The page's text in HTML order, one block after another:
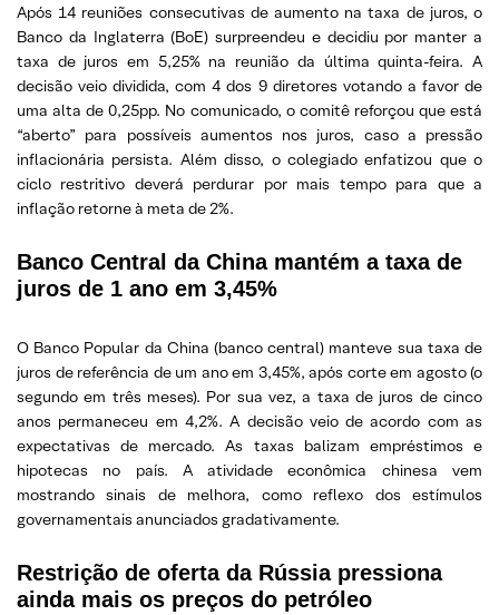
Após 14 reuniões consecutivas de aumento na taxa de juros, o
Banco da Inglaterra (BoE) surpreendeu e decidiu por manter a
taxa de juros em 5,25% na reunião da última quinta-feira. A
decisão veio dividida, com 4 dos 9 diretores votando a favor de
uma alta de 0,25pp. No comunicado, o comitê reforçou que está
“aberto” para possíveis aumentos nos juros, caso a pressão
inflacionária persista. Além disso, o colegiado enfatizou que o
ciclo restritivo deverá perdurar por mais tempo para que a
inflação retorne à meta de 2%.
Banco Central da China mantém a taxa de
juros de 1 ano em 3,45%
O Banco Popular da China (banco central) manteve sua taxa de
juros de referência de um ano em 3,45%, após corte em agosto (o
segundo em três meses). Por sua vez, a taxa de juros de cinco
anos permaneceu em 4,2%. A decisão veio de acordo com as
expectativas de mercado. As taxas balizam empréstimos e
hipotecas no país. A atividade econômica chinesa vem
mostrando sinais de melhora, como reflexo dos estímulos
governamentais anunciados gradativamente.
Restrição de oferta da Rússia pressiona
ainda mais os preços do petróleo